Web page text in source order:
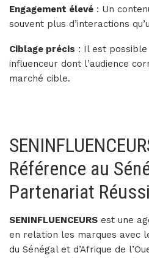
Engagement élevé : Un
souvent plus d’interactions
Ciblage précis : Il est possible
influenceur dont l’audience
marché cible.
Référence au
Partenariat Réussi
SENINFLUENCEURS est une
en relation les marques avec
du Sénégal et d’Afrique de